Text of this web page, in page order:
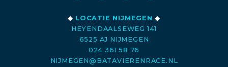
◆ LOCATIE NIJMEGEN ◆
HEYENDAALSEWEG 141
6525 AJ NIJMEGEN
024 361 58 76
NIJMEGEN@BATAVIERENRACE.NL